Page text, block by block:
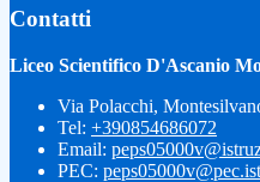
Contatti
Liceo Scientifico D'Ascanio
Via Polacchi,
Tel: +390854686072
Email:
PEC: